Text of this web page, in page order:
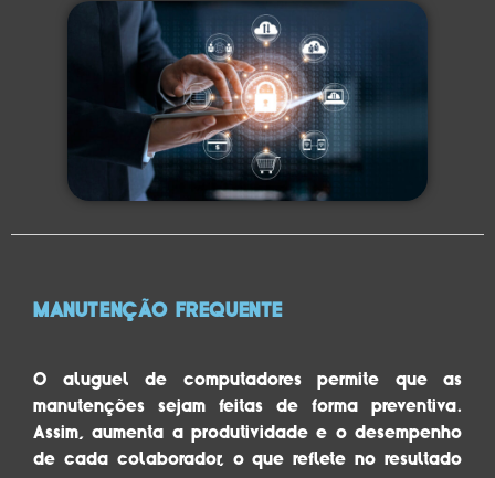
MANUTENÇÃO FREQUENTE
O aluguel de computadores permite que as
manutenções sejam feitas de forma preventiva.
Assim, aumenta a produtividade e o desempenho
de cada colaborador, o que reflete no resultado